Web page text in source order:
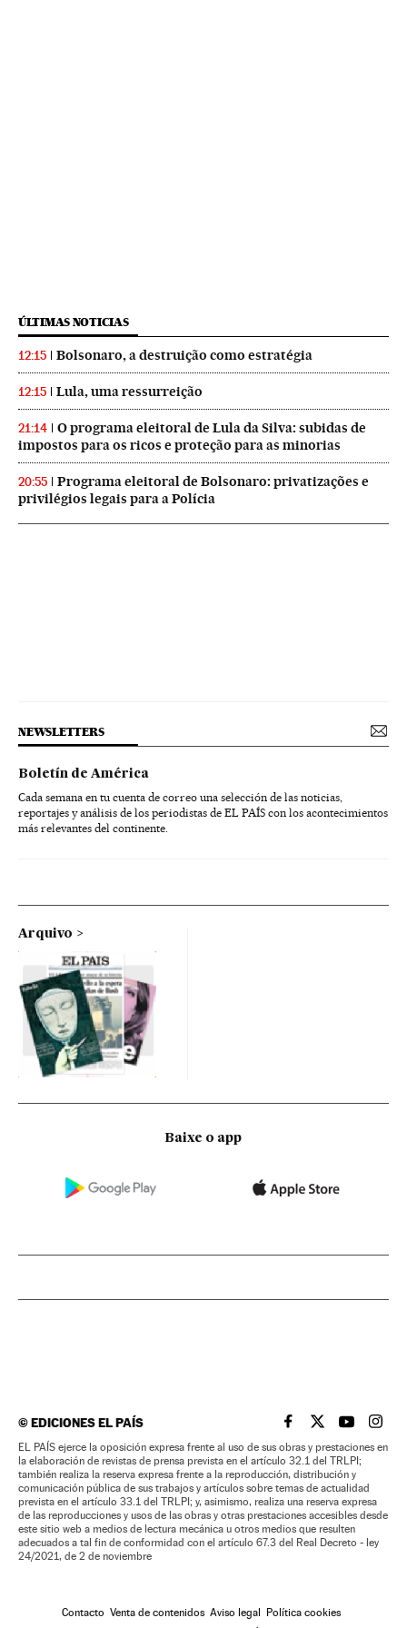
ÚLTIMAS NOTICIAS
12:15 Bolsonaro, a destruição como estratégia
12:15 Lula, uma ressurreição
21:14
O programa eleitoral de Lula da Silva: subidas de
impostos para os ricos e proteção para as minorias
20:55
Programa eleitoral de Bolsonaro: privatizações e
privilégios legais para a Polícia
NEWSLETTERS
Boletín de América
Cada semana en tu cuenta de correo una selección de las noticias,
reportajes y análisis de los periodistas de EL PAÍS con los acontecimientos
más relevantes del continente.
Arquivo
Baixe o app
©EDICIONES EL PAÍS EL PAÍS BRASIL EN
EL PAÍSEL PAÍS
EL
EL PAÍS ejerce la oposición expresa frente al uso de sus obras y prestaciones en
la elaboración de revistas de prensa prevista en el artículo 32.1 del TRLPI;
también realiza la reserva expresa frente a la reproducción, distribución y
comunicación pública de sus trabajos y artículos sobre temas de actualidad
prevista en el artículo 33.1 del TRLPI; y, asimismo, realiza una reserva expresa
de las reproducciones y usos de las obras y otras prestaciones accesibles desde
este sitio web a medios de lectura mecánica u otros medios que resulten
adecuados a tal fin de conformidad con el artículo 67.3 del Real Decreto - ley
24/2021, de 2 de noviembre
Contacto Venta de contenidos Aviso legal
Política cookies